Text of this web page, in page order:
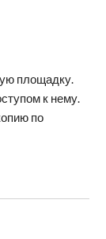
площадку.
к нему.
по